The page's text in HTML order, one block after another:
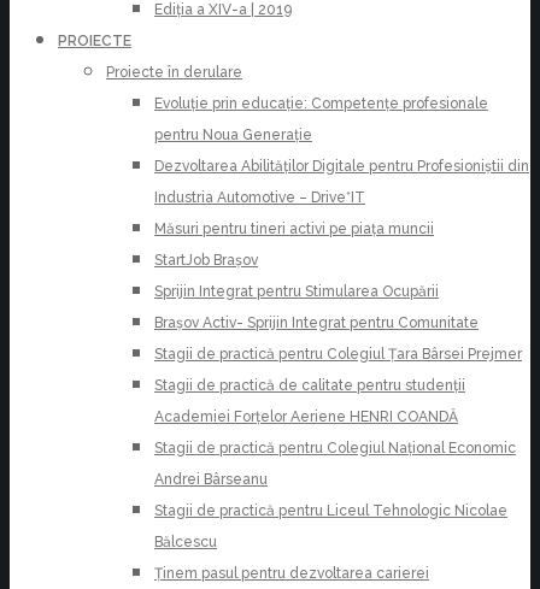
Ediția a XIV-a | 2019
PROIECTE
Proiecte în derulare
Evoluție prin educație: Competențe profesionale
pentru Noua Generație
Dezvoltarea Abilităților Digitale pentru Profesioniștii din
Industria Automotive – Drive*IT
Măsuri pentru tineri activi pe piața muncii
StartJob Brașov
Sprijin Integrat pentru Stimularea Ocupării
Brașov Activ- Sprijin Integrat pentru Comunitate
Stagii de practică pentru Colegiul Țara Bârsei Prejmer
Stagii de practică de calitate pentru studenții
Academiei Forțelor Aeriene HENRI COANDĂ
Stagii de practică pentru Colegiul Național Economic
Andrei Bârseanu
Stagii de practică pentru Liceul Tehnologic Nicolae
Bălcescu
Ținem pasul pentru dezvoltarea carierei